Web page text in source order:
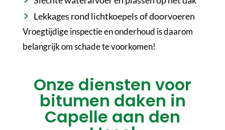
Lekkages rond lichtkoepels of doorvoeren
Vroegtijdige inspectie en onderhoud is daarom
belangrijk om schade te voorkomen!
Onze diensten voor
bitumen daken in
Capelle aan den